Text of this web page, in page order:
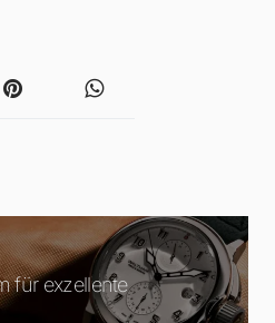
für exzellente